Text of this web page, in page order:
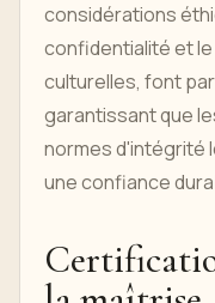
considérations
confidentialité et
culturelles, font
garantissant que
normes d'intégrité
une confiance